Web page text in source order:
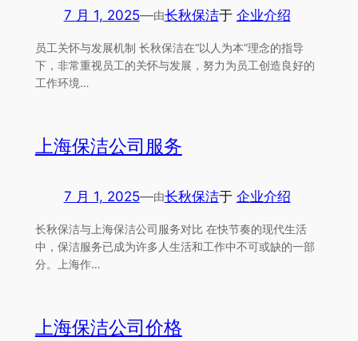
7 月 1, 2025—由长秋保洁于 企业介绍
员工关怀与发展机制 长秋保洁在“以人为本”理念的指导
下，非常重视员工的关怀与发展，努力为员工创造良好的
工作环境…
上海保洁公司服务
7 月 1, 2025—由长秋保洁于 企业介绍
长秋保洁与上海保洁公司服务对比 在快节奏的现代生活
中，保洁服务已成为许多人生活和工作中不可或缺的一部
分。上海作…
上海保洁公司价格